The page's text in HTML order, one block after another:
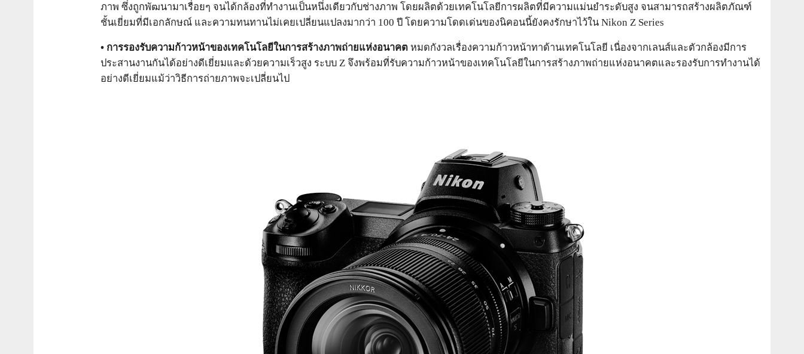
ภาพ ซึ่งถูกพัฒนามาเรื่อยๆ จนได้กล้องที่ทำงานเป็นหนึ่งเดียวกับช่างภาพ โดยผลิตด้วยเทคโนโลยีการผลิตที่มีความแม่นยำระดับสูง จนสามารถสร้างผลิตภัณฑ์
ชั้นเยี่ยมที่มีเอกลักษณ์ และความทนทานไม่เคยเปลี่ยนแปลงมากว่า 100 ปี โดยความโดดเด่นของนิคอนนี้ยังคงรักษาไว้ใน Nikon Z Series
• การรองรับความก้าวหน้าของเทคโนโลยีในการสร้างภาพถ่ายแห่งอนาคต หมดกังวลเรื่องความก้าวหน้าทาด้านเทคโนโลยี เนื่องจากเลนส์และตัวกล้องมีการ
ประสานงานกันได้อย่างดีเยี่ยมและด้วยความเร็วสูง ระบบ Z จึงพร้อมที่รับความก้าวหน้าของเทคโนโลยีในการสร้างภาพถ่ายแห่งอนาคตและรองรับการทำงานได้
อย่างดีเยี่ยมแม้ว่าวิธีการถ่ายภาพจะเปลี่ยนไป